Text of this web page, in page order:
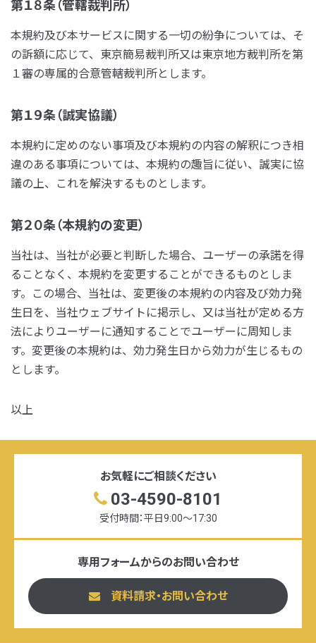
第１８条（管轄裁判所）
本規約及び本サービスに関する一切の紛争については、そ
の訴額に応じて、東京簡易裁判所又は東京地方裁判所を第
１審の専属的合意管轄裁判所とします。
第１９条（誠実協議）
本規約に定めのない事項及び本規約の内容の解釈につき相
違のある事項については、本規約の趣旨に従い、誠実に協
議の上、これを解決するものとします。
第２０条（本規約の変更）
当社は、当社が必要と判断した場合、ユーザーの承諾を得
ることなく、本規約を変更することができるものとしま
す。この場合、当社は、変更後の本規約の内容及び効力発
生日を、当社ウェブサイトに掲示し、又は当社が定める方
法によりユーザーに通知することでユーザーに周知しま
す。変更後の本規約は、効力発生日から効力が生じるもの
とします。
以上
お気軽にご相談ください
03-4590-8101
受付時間：平日9:00〜17:30
専用フォームからのお問い合わせ
資料請求・お問い合わせ